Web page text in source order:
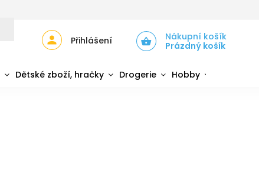
Nákupní košík
Prázdný košík
Přihlášení
Dětské zboží, hračky Drogerie Hobby